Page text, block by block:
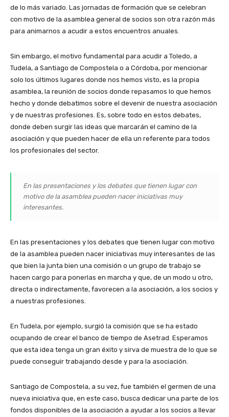
de lo más variado. Las jornadas de formación que se celebran
con motivo de la asamblea general de socios son otra razón más
para animarnos a acudir a estos encuentros anuales.
Sin embargo, el motivo fundamental para acudir a Toledo, a
Tudela, a Santiago de Compostela o a Córdoba, por mencionar
solo los últimos lugares donde nos hemos visto, es la propia
asamblea, la reunión de socios donde repasamos lo que hemos
hecho y donde debatimos sobre el devenir de nuestra asociación
y de nuestras profesiones. Es, sobre todo en estos debates,
donde deben surgir las ideas que marcarán el camino de la
asociación y que pueden hacer de ella un referente para todos
los profesionales del sector.
En las presentaciones y los debates que tienen lugar con
motivo de la asamblea pueden nacer iniciativas muy
interesantes.
En las presentaciones y los debates que tienen lugar con motivo
de la asamblea pueden nacer iniciativas muy interesantes de las
que bien la junta bien una comisión o un grupo de trabajo se
hacen cargo para ponerlas en marcha y que, de un modo u otro,
directa o indirectamente, favorecen a la asociación, a los socios y
a nuestras profesiones.
En Tudela, por ejemplo, surgió la comisión que se ha estado
ocupando de crear el banco de tiempo de Asetrad. Esperamos
que esta idea tenga un gran éxito y sirva de muestra de lo que se
puede conseguir trabajando desde y para la asociación.
Santiago de Compostela, a su vez, fue también el germen de una
nueva iniciativa que, en este caso, busca dedicar una parte de los
fondos disponibles de la asociación a ayudar a los socios a llevar